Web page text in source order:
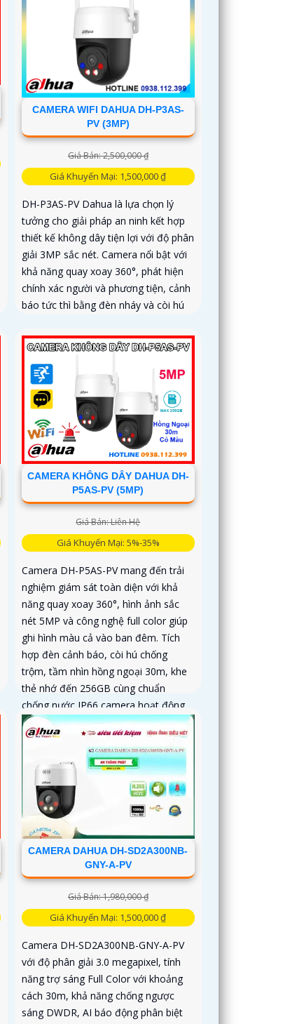
CAMERA WIFI DAHUA DH-P3AS-
PV (3MP)
Giá Bán: 2,500,000 ₫
Giá Khuyến Mại: 1,500,000 ₫
DH-P3AS-PV Dahua là lựa chọn lý
tưởng cho giải pháp an ninh kết hợp
thiết kế không dây tiện lợi với độ phân
giải 3MP sắc nét. Camera nổi bật với
khả năng quay xoay 360°, phát hiện
chính xác người và phương tiện, cảnh
báo tức thì bằng đèn nháy và còi hú
CAMERA KHÔNG DÂY DAHUA DH-
P5AS-PV (5MP)
Giá Bán: Liên Hệ
Giá Khuyến Mại: 5%-35%
Camera DH-P5AS-PV mang đến trải
nghiệm giám sát toàn diện với khả
năng quay xoay 360°, hình ảnh sắc
nét 5MP và công nghệ full color giúp
ghi hình màu cả vào ban đêm. Tích
hợp đèn cảnh báo, còi hú chống
trộm, tầm nhìn hồng ngoại 30m, khe
thẻ nhớ đến 256GB cùng chuẩn
chống nước IP66 camera hoạt động
ổn định trong mọi điều kiện
CAMERA DAHUA DH-SD2A300NB-
GNY-A-PV
Giá Bán: 1,980,000 ₫
Giá Khuyến Mại: 1,500,000 ₫
Camera DH-SD2A300NB-GNY-A-PV
với độ phân giải 3.0 megapixel, tính
năng trợ sáng Full Color với khoảng
cách 30m, khả năng chống ngược
sáng DWDR, AI báo động phân biệt